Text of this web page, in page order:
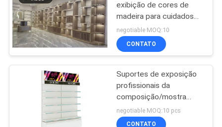
Cremalheiras de
exposição da roupa
exibição de cores de
madeira para cuidados
com a pele com luzes
LED em todas as
camadas
negotiable MOQ:10
CONTATO
Suportes de exposição
profissionais da
composição/mostra
cosmética fixada na
parede da exposição
negotiable MOQ:10 pcs
CONTATO